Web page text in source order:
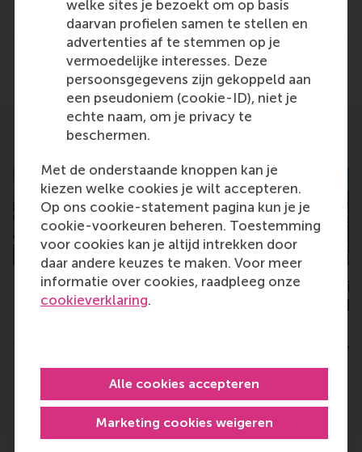
welke sites je bezoekt om op basis
daarvan profielen samen te stellen en
advertenties af te stemmen op je
vermoedelijke interesses. Deze
persoonsgegevens zijn gekoppeld aan
een pseudoniem (cookie-ID), niet je
echte naam, om je privacy te
beschermen.
Met de onderstaande knoppen kan je
kiezen welke cookies je wilt accepteren.
Op ons cookie-statement pagina kun je je
cookie-voorkeuren beheren. Toestemming
voor cookies kan je altijd intrekken door
daar andere keuzes te maken. Voor meer
informatie over cookies, raadpleeg onze
cookieverklaring.
Marketing cookies weigeren
Alle cookies accepteren
Masters
Deel huidige pagina als Facebook bericht
Deel huidige pagina als X bericht
Deel huidige pagina als
Deel huidige
Deel
RSM ranks #1 in the
Netherlands for Finance &
Tuesday, 18 June 2024
RSM climbs
sustainability in
Wednesday, 27